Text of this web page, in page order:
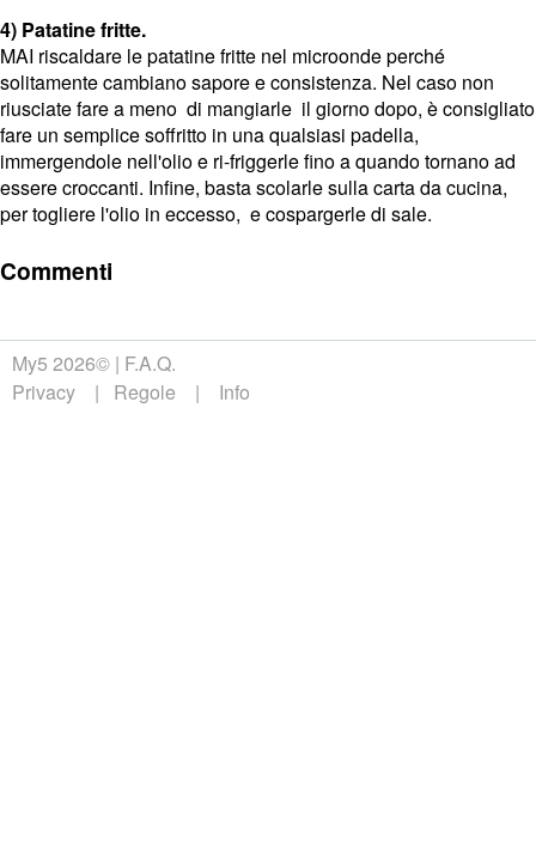
4) Patatine fritte.
MAI riscaldare le patatine fritte nel microonde perché
solitamente cambiano sapore e consistenza. Nel caso non
riusciate fare a meno di mangiarle il giorno dopo, è consigliato
fare un semplice soffritto in una qualsiasi padella,
immergendole nell'olio e ri-friggerle fino a quando tornano ad
essere croccanti. Infine, basta scolarle sulla carta da cucina,
per togliere l'olio in eccesso, e cospargerle di sale.
Commenti
My5 2026© F.A.Q.
Privacy
Regole Info